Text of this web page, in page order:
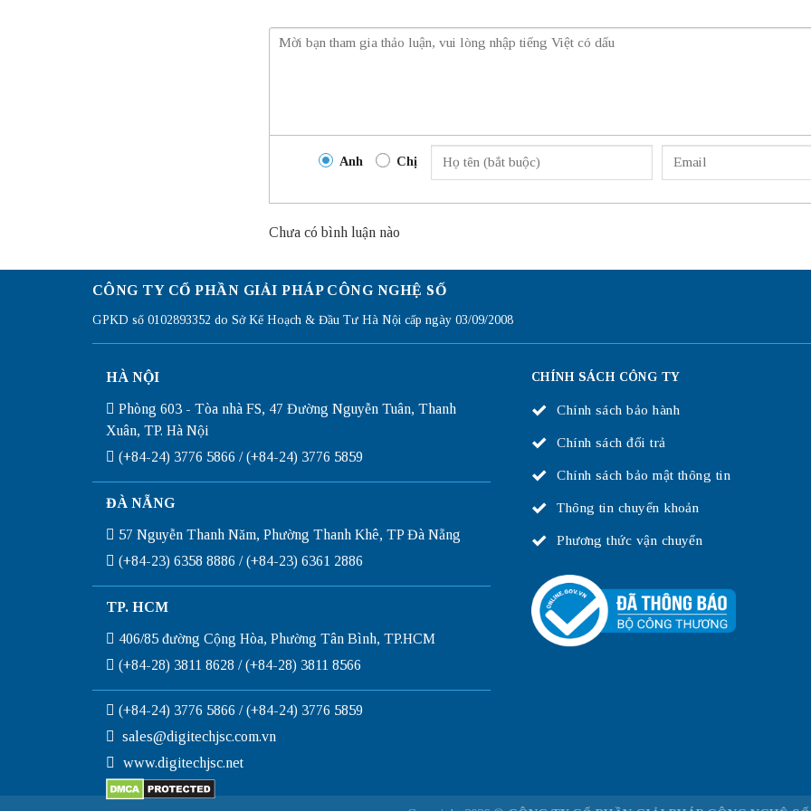
Anh Chị
Chưa có bình luận nào
CÔNG TY CỔ PHẦN GIẢI PHÁP CÔNG NGHỆ SỐ
GPKD số 0102893352 do Sở Kế Hoạch & Đầu Tư Hà Nội cấp ngày 03/09/2008
HÀ NỘI
Phòng 603 - Tòa nhà FS, 47 Đường Nguyễn Tuân, Thanh
Xuân, TP. Hà Nội
(+84-24) 3776 5866 / (+84-24) 3776 5859
ĐÀ NẴNG
57 Nguyễn Thanh Năm, Phường Thanh Khê, TP Đà Nẵng
(+84-23) 6358 8886 / (+84-23) 6361 2886
TP. HCM
406/85 đường Cộng Hòa, Phường Tân Bình, TP.HCM
(+84-28) 3811 8628 / (+84-28) 3811 8566
(+84-24) 3776 5866 / (+84-24) 3776 5859
sales@digitechjsc.com.vn
www.digitechjsc.net
CHÍNH SÁCH CÔNG TY
Chính sách bảo hành
Chính sách đổi trả
Chính sách bảo mật thông tin
Thông tin chuyển khoản
Phương thức vận chuyển